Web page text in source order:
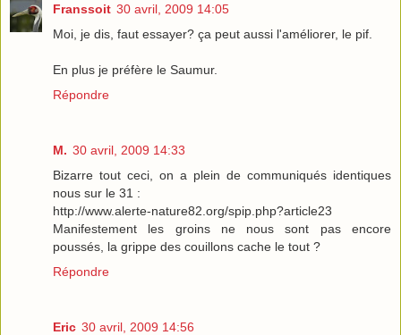
Franssoit 30 avril, 2009 14:05
Moi, je dis, faut essayer? ça peut aussi l'améliorer, le pif.
En plus je préfère le Saumur.
Répondre
M. 30 avril, 2009 14:33
Bizarre tout ceci, on a plein de communiqués identiques
nous sur le 31 :
http://www.alerte-nature82.org/spip.php?article23
Manifestement les groins ne nous sont pas encore
poussés, la grippe des couillons cache le tout ?
Répondre
Eric 30 avril, 2009 14:56